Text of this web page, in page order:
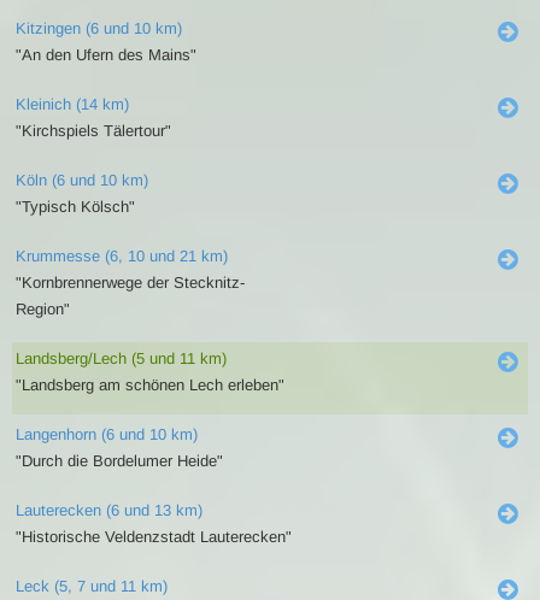
Kitzingen (6 und 10 km)
"An den Ufern des Mains"
Kleinich (14 km)
"Kirchspiels Tälertour"
Köln (6 und 10 km)
"Typisch Kölsch"
Krummesse (6, 10 und 21 km)
"Kornbrennerwege der Stecknitz-
Region"
Landsberg/Lech (5 und 11 km)
"Landsberg am schönen Lech erleben"
Langenhorn (6 und 10 km)
"Durch die Bordelumer Heide"
Lauterecken (6 und 13 km)
"Historische Veldenzstadt Lauterecken"
Leck (5, 7 und 11 km)